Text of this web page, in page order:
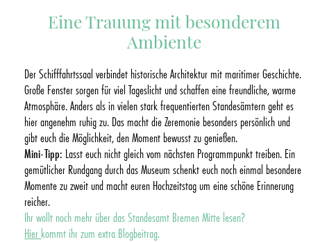
Eine Trauung mit besonderem
Ambiente
Der Schifffahrtssaal verbindet historische Architektur mit maritimer Geschichte.
Große Fenster sorgen für viel Tageslicht und schaffen eine freundliche, warme
Atmosphäre. Anders als in vielen stark frequentierten Standesämtern geht es
hier angenehm ruhig zu. Das macht die Zeremonie besonders persönlich und
gibt euch die Möglichkeit, den Moment bewusst zu genießen.
Mini-Tipp: Lasst euch nicht gleich vom nächsten Programmpunkt treiben. Ein
gemütlicher Rundgang durch das Museum schenkt euch noch einmal besondere
Momente zu zweit und macht euren Hochzeitstag um eine schöne Erinnerung
reicher.
Ihr wollt noch mehr über das Standesamt Bremen Mitte lesen?
Hier kommt ihr zum extra Blogbeitrag.